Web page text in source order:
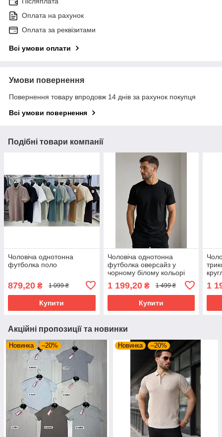
Оплата на рахунок
Оплата за реквізитами
Всі умови оплати
Умови повернення
Повернення товару впродовж 14 днів за рахунок покупця
Всі умови повернення
Подібні товари компанії
Чоловіча однотонна
футболка поло
879,20 ₴ 1 099 ₴
Купити
Чоловіча однотонна
футболка оверсайз у
чорному білому кольорі
1 199,20₴ 1 499 ₴
Купити
1
Акційні пропозиції та новинки
Новинка –20% Новинка –20%